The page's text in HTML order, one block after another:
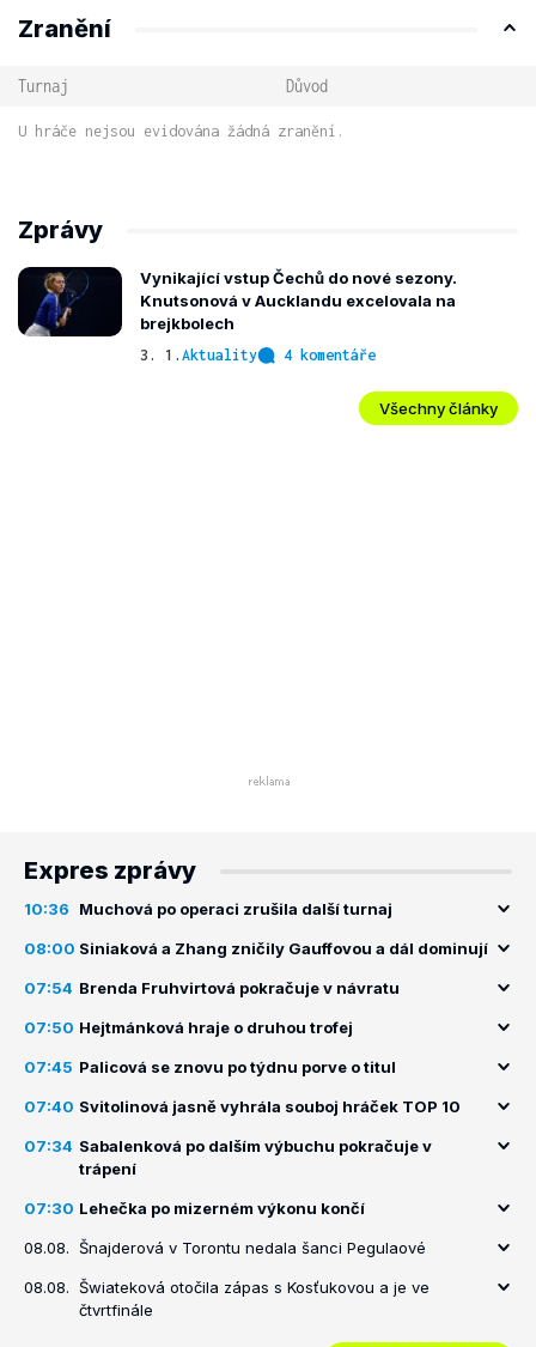
Zranění
Turnaj Důvod
U hráče nejsou evidována žádná zranění.
Zprávy
Vynikající vstup Čechů do nové sezony.
Knutsonová v Aucklandu excelovala na
brejkbolech
3. 1. Aktuality 4 komentáře
Všechny články
Expres zprávy
10:36 Muchová po operaci zrušila další turnaj
08:00 Siniaková a Zhang zničily Gauffovou a dál dominují
07:54 Brenda Fruhvirtová pokračuje v návratu
07:50 Hejtmánková hraje o druhou trofej
07:45 Palicová se znovu po týdnu porve o titul
07:40 Svitolinová jasně vyhrála souboj hráček TOP 10
07:34 Sabalenková po dalším výbuchu pokračuje v
trápení
07:30 Lehečka po mizerném výkonu končí
08.08. Šnajderová v Torontu nedala šanci Pegulaové
08.08. Šwiateková otočila zápas s Kosťukovou a je ve
čtvrtfinále